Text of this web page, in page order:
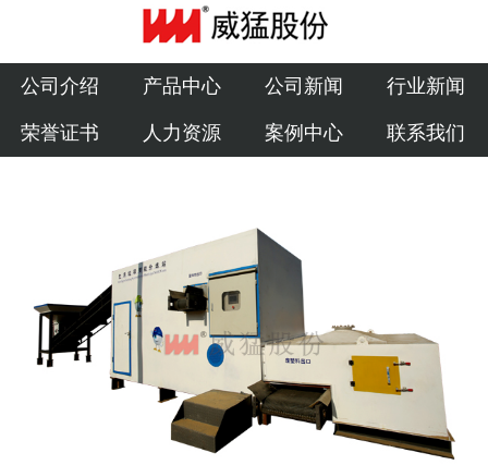
公司介绍
产品中心
公司新闻
案例中心
联系我们
公司介绍 产品中心 公司新闻 行业新闻
荣誉证书 人力资源 案例中心 联系我们